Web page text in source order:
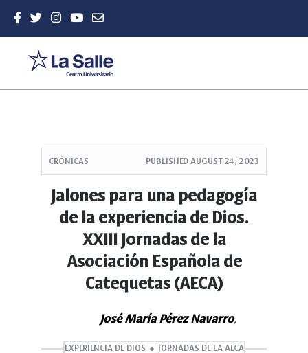
CRÓNICAS PUBLISHED AUGUST 24, 2023
Jalones para una pedagogía
de la experiencia de Dios.
XXIII Jornadas de la
Asociación Española de
Catequetas (AECA)
José María Pérez Navarro,
EXPERIENCIA DE DIOS JORNADAS DE LA AECA